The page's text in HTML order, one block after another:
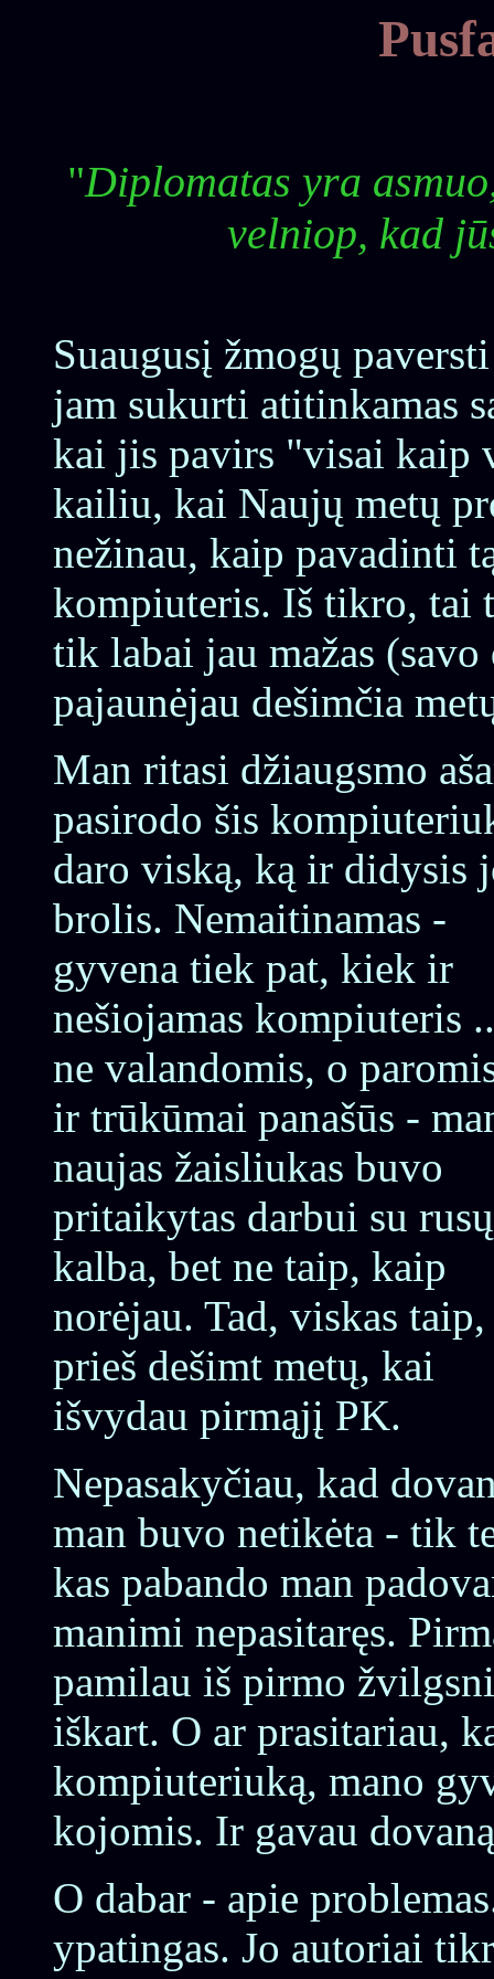
"Diplomatas yra
velniop, kad
Suaugusį žmogų
jam sukurti atitinkamas
kai jis pavirs "visai kaip
kailiu, kai Naujų metų
nežinau, kaip pavadinti
kompiuteris. Iš tikro, tai
tik labai jau mažas
pajaunėjau dešimčia
Man ritasi džiaugsmo
pasirodo šis
daro viską, ką ir didysis
brolis. Nemaitinamas -
gyvena tiek pat, kiek ir
nešiojamas kompiuteris
ne valandomis, o
ir trūkūmai panašūs -
naujas žaisliukas buvo
pritaikytas darbui su rusų
kalba, bet ne taip, kaip
norėjau. Tad, viskas
prieš dešimt metų, kai
išvydau pirmąjį PK.
Nepasakyčiau, kad
man buvo netikėta - tik
kas pabando man
manimi nepasitaręs.
pamilau iš pirmo
iškart. O ar prasitariau,
kompiuteriuką, mano
kojomis. Ir gavau
O dabar - apie
ypatingas. Jo autoriai